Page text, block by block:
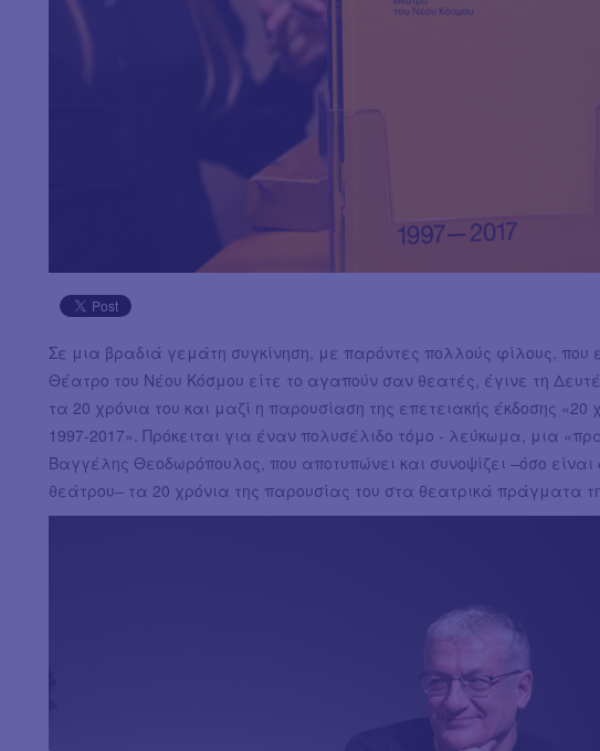
Σε μια βραδιά γεμάτη συγκίνηση, με παρόντες πολλούς φίλους, που
Θέατρο του Νέου Κόσμου είτε το αγαπούν σαν θεατές, έγινε τη
τα 20 χρόνια του και μαζί η παρουσίαση της επετειακής έκδοσης
1997-2017». Πρόκειται για έναν πολυσέλιδο τόμο - λεύκωμα, μια
Βαγγέλης Θεοδωρόπουλος, που αποτυπώνει και συνοψίζει –όσο
θεάτρου– τα 20 χρόνια της παρουσίας του στα θεατρικά πράγματα